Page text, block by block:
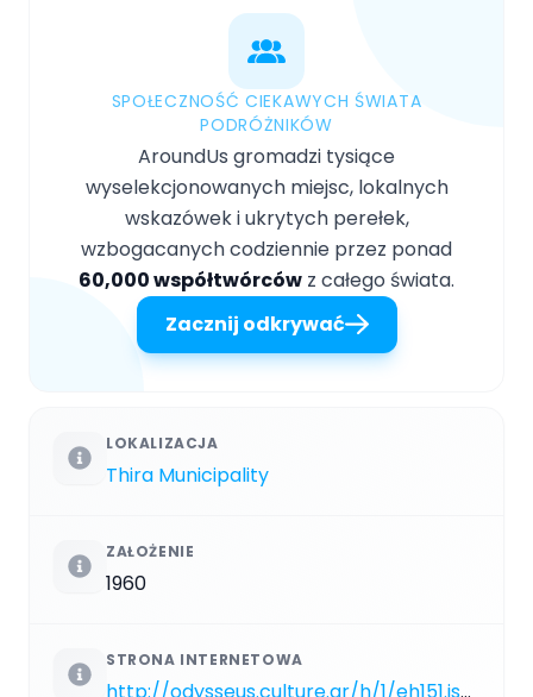
SPOŁECZNOŚĆ CIEKAWYCH ŚWIATA
PODRÓŻNIKÓW
AroundUs gromadzi tysiące
wyselekcjonowanych miejsc, lokalnych
wskazówek i ukrytych perełek,
wzbogacanych codziennie przez ponad
60,000 współtwórców z całego świata.
Zacznij odkrywać
LOKALIZACJA
Thira Municipality
ZAŁOŻENIE
1960
STRONA INTERNETOWA